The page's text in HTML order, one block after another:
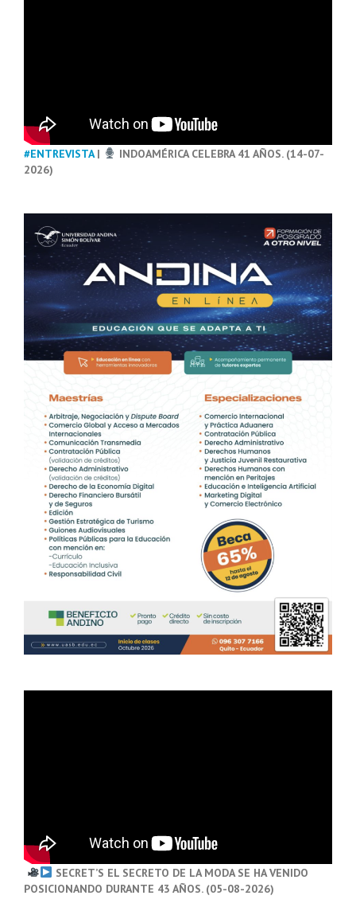
#ENTREVISTA|
INDOAMÉRICA CELEBRA 41 AÑOS. (14-07-
2026)
SECRET’S EL SECRETO DE LA MODA SE HA VENIDO
POSICIONANDO DURANTE 43 AÑOS. (05-08-2026)